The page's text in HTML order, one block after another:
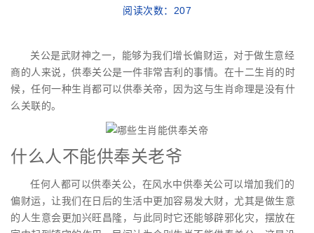
阅读次数： 207
关公是武财神之一，能够为我们增长偏财运，对于做生意经
商的人来说，供奉关公是一件非常吉利的事情。在十二生肖的时
候，任何一种生肖都可以供奉关帝，因为这与生肖命理是没有什
么关联的。
什么人不能供奉关老爷
任何人都可以供奉关公，在风水中供奉关公可以增加我们的
偏财运，让我们在日后的生活中更加容易发大财，尤其是做生意
的人生意会更加兴旺昌隆，与此同时它还能够辟邪化灾，摆放在